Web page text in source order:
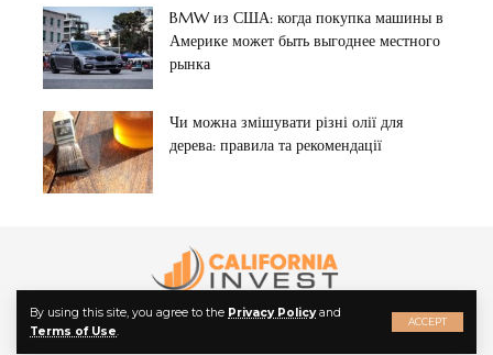
By using this site, you agree to the Privacy Policyand
Terms of Use.
ACCEPT
BMW из США: когда покупка машины в
Америке может быть выгоднее местного
рынка
Чи можна змішувати різні олії для
дерева: правила та рекомендації